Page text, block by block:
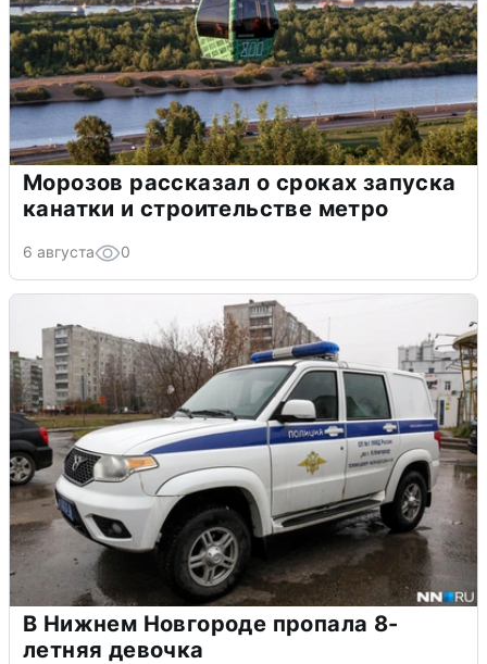
Морозов рассказал о сроках запуска
канатки и строительстве метро
6 августа 0
В Нижнем Новгороде пропала 8-
летняя девочка